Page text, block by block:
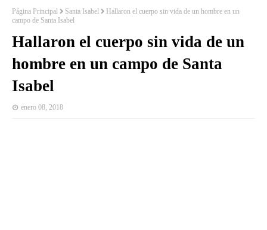
Página Principal Santa Isabel
Hallaron el cuerpo sin vida de un hombre en un
campo de Santa Isabel
Hallaron el cuerpo sin vida de un
hombre en un campo de Santa
Isabel
enero 08, 2018